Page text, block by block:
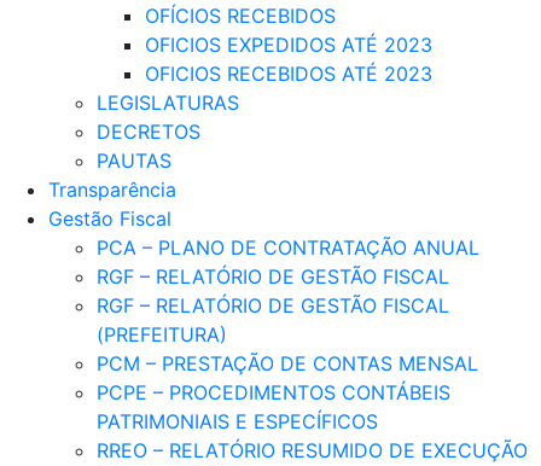
OFÍCIOS RECEBIDOS
OFICIOS EXPEDIDOS ATÉ 2023
OFICIOS RECEBIDOS ATÉ 2023
LEGISLATURAS
DECRETOS
PAUTAS
Transparência
Gestão Fiscal
PCA – PLANO DE CONTRATAÇÃO ANUAL
RGF – RELATÓRIO DE GESTÃO FISCAL
RGF – RELATÓRIO DE GESTÃO FISCAL
(PREFEITURA)
PCM – PRESTAÇÃO DE CONTAS MENSAL
PCPE – PROCEDIMENTOS CONTÁBEIS
PATRIMONIAIS E ESPECÍFICOS
RREO – RELATÓRIO RESUMIDO DE EXECUÇÃO